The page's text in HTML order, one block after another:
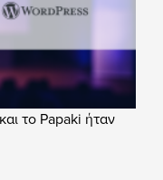
το Papaki ήταν